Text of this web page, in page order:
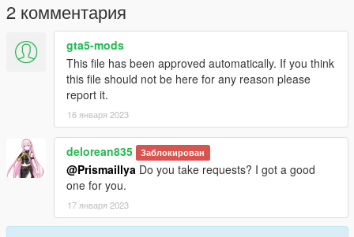
2 комментария
gta5-mods
This file has been approved automatically. If you think
this file should not be here for any reason please
report it.
16 января 2023
delorean835 Заблокирован
@Prismaillya Do you take requests? I got a good
one for you.
17 января 2023